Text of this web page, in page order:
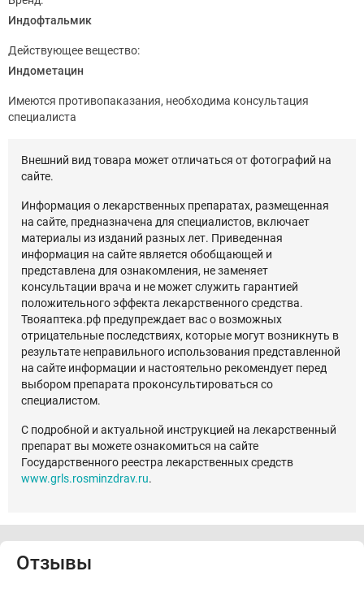
Индофтальмик
Действующее вещество:
Индометацин
Имеются противопаказания, необходима консультация
специалиста
Внешний вид товара может отличаться от фотографий на
сайте.
Информация о лекарственных препаратах, размещенная
на сайте, предназначена для специалистов, включает
материалы из изданий разных лет. Приведенная
информация на сайте является обобщающей и
представлена для ознакомления, не заменяет
консультации врача и не может служить гарантией
положительного эффекта лекарственного средства.
Твояаптека.рф предупреждает вас о возможных
отрицательные последствиях, которые могут возникнуть в
результате неправильного использования представленной
на сайте информации и настоятельно рекомендует перед
выбором препарата проконсультироваться со
специалистом.
С подробной и актуальной инструкцией на лекарственный
препарат вы можете ознакомиться на сайте
Государственного реестра лекарственных средств
www.grls.rosminzdrav.ru.
Отзывы